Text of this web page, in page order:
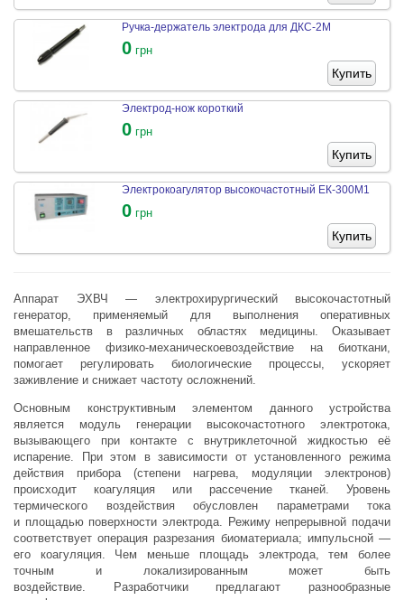
Ручка-держатель электрода для ДКС-2М
0 грн
Купить
Электрод-нож короткий
0 грн
Купить
Электрокоагулятор высокочастотный ЕК-300М1
0 грн
Купить
Аппарат ЭХВЧ — электрохирургический высокочастотный
генератор, применяемый для выполнения оперативных
вмешательств в различных областях медицины. Оказывает
направленноефизико-механическоевоздействие на биоткани,
помогает регулировать биологические процессы, ускоряет
заживление и снижает частоту осложнений.
Основным конструктивным элементом данного устройства
является модуль генерации высокочастотного электротока,
вызывающего при контакте с внутриклеточной жидкостью её
испарение. При этом в зависимости от установленного режима
действия прибора (степени нагрева, модуляции электронов)
происходит коагуляция или рассечение тканей. Уровень
термического воздействия обусловлен параметрами тока
и площадью поверхности электрода. Режиму непрерывной подачи
соответствует операция разрезания биоматериала; импульсной —
его коагуляция. Чем меньше площадь электрода, тем более
точным и локализированным может быть
воздействие. Разработчики предлагают разнообразные